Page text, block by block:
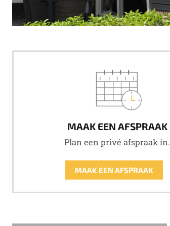
MAAK EEN AFSPRAAK
Plan een privé afspraak in.
MAAK EEN AFSPRAAK